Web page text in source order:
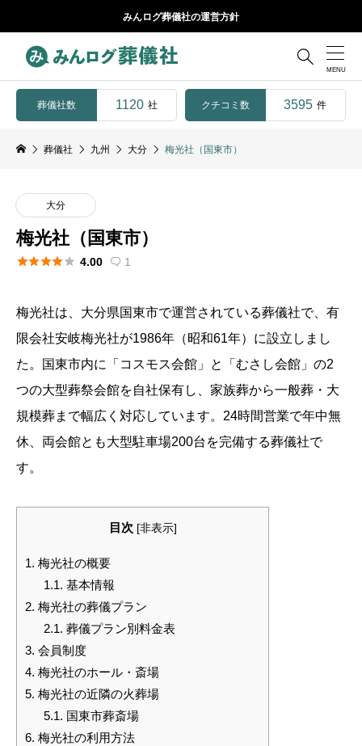
みんログ葬儀社の運営方針

葬儀社数 1120 社 クチコミ数 3595 件
葬儀社 九州 大分 梅光社（国東市）
大分
梅光社（国東市）
 4.00  1
梅光社は、大分県国東市で運営されている葬儀社で、有
限会社安岐梅光社が1986年（昭和61年）に設立しまし
た。国東市内に「コスモス会館」と「むさし会館」の2
つの大型葬祭会館を自社保有し、家族葬から一般葬・大
規模葬まで幅広く対応しています。24時間営業で年中無
休、両会館とも大型駐車場200台を完備する葬儀社で
す。
目次 [非表示]
1. 梅光社の概要
1.1. 基本情報
2. 梅光社の葬儀プラン
2.1. 葬儀プラン別料金表
3. 会員制度
4. 梅光社のホール・斎場
5. 梅光社の近隣の火葬場
5.1. 国東市葬斎場
6. 梅光社の利用方法